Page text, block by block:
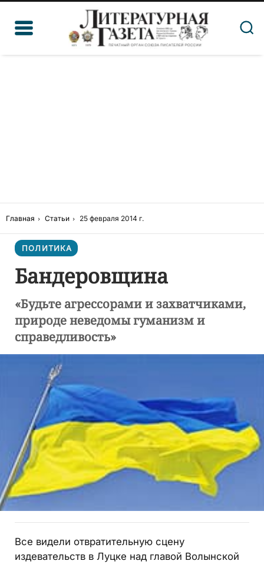
Главная Статьи 25 февраля 2014 г.
ПОЛИТИКА
Бандеровщина
«Будьте агрессорами и захватчиками,
природе неведомы гуманизм и
справедливость»
Все видели отвратительную сцену
издевательств в Луцке над главой Волынской